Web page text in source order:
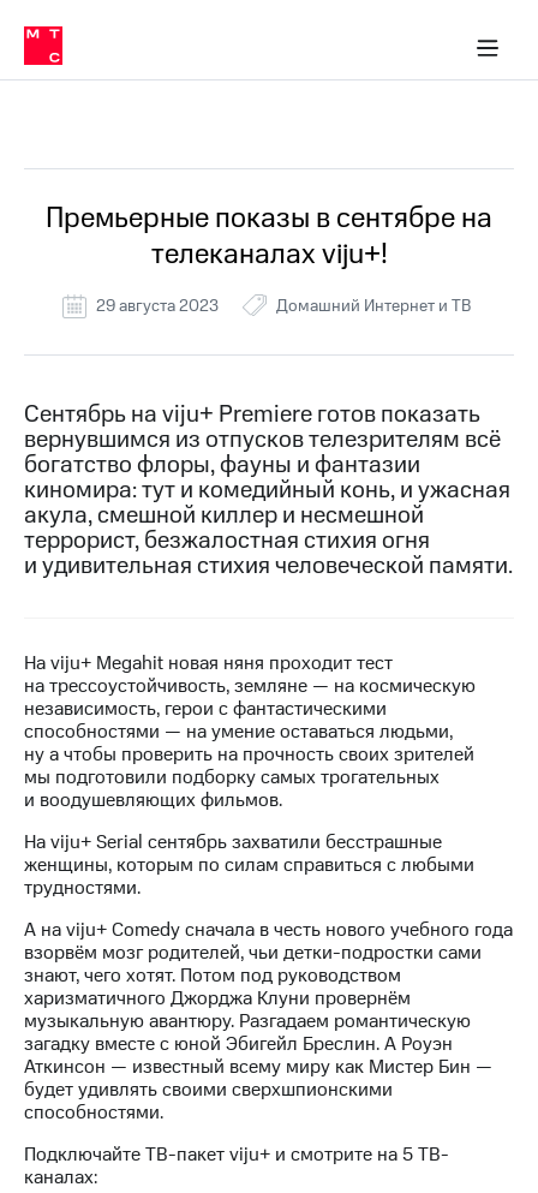
связь
Сервисы и подписки
30% на связь
кабинеты
Мобильная
и
Спутниковое
МТС
номер
в МТС
Тарифы
Услуги
группа
Заказать
SIM-
карту
Оформить
eSIM
SIM-
карта
для
иностранцев
Оформить
чистый
номер
Выбрать
красивый
номер
в МТС
Услуги
приложение
Мой
МТС
Акции
Скидка 30%
на связь
РИИЛ
и МТС
Супер
дешевле
при
оплате
с карты
МТС
Деньги
Спутниковое ТВ
Выберите
и подключите
ТВ
с выгодным
тарифом
Интернет,
ТВ и телефон
для дома
Премьерные показы в сентябре на
телеканалах viju+!
29 августа 2023 Домашний Интернет и ТВ
Сентябрь на viju+ Premiere готов показать
вернувшимся из отпусков телезрителям всё
богатство флоры, фауны и фантазии
киномира: тут и комедийный конь, и ужасная
акула, смешной киллер и несмешной
террорист, безжалостная стихия огня
и удивительная стихия человеческой памяти.
На viju+ Megahit новая няня проходит тест
на трессоустойчивость, земляне — на космическую
независимость, герои с фантастическими
способностями — на умение оставаться людьми,
ну а чтобы проверить на прочность своих зрителей
мы подготовили подборку самых трогательных
и воодушевляющих фильмов.
На viju+ Serial сентябрь захватили бесстрашные
женщины, которым по силам справиться с любыми
трудностями.
А на viju+ Comedy сначала в честь нового учебного года
взорвём мозг родителей, чьи детки-подростки сами
знают, чего хотят. Потом под руководством
харизматичного Джорджа Клуни провернём
музыкальную авантюру. Разгадаем романтическую
загадку вместе с юной Эбигейл Бреслин. А Роуэн
Аткинсон — известный всему миру как Мистер Бин —
будет удивлять своими сверхшпионскими
способностями.
Подключайте ТВ-пакет viju+ и смотрите на 5 ТВ-
каналах: